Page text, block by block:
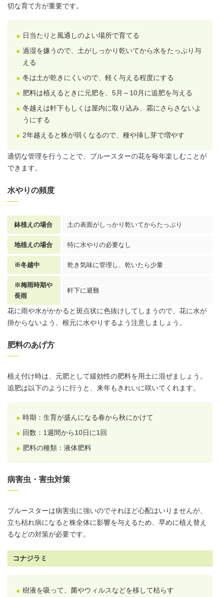
切な育て方が重要です。
日当たりと風通しのよい場所で育てる
過湿を嫌うので、土がしっかり乾いてから水をたっぷり与
える
冬は土が乾きにくいので、軽く与える程度にする
肥料は植えるときに元肥を、5月～10月に追肥を与える
冬越えは軒下もしくは屋内に取り込み、霜にさらさないよ
うにする
2年越えると株が弱くなるので、種や挿し芽で増やす
適切な管理を行うことで、ブルースターの花を毎年楽しむことが
できます。
水やりの頻度
鉢植えの場合 土の表面がしっかり乾いてからたっぷり
地植えの場合 特に水やりの必要なし
※冬越中 乾き気味に管理し、乾いたら少量
※梅雨時期や
長雨
軒下に避難
花に雨や水がかかると斑点状に色抜けしてしまうので、花に水が
掛からないよう、根元に水やりするよう注意しましょう。
肥料のあげ方
植え付け時は、元肥として緩効性の肥料を用土に混ぜましょう。
追肥は以下のように行うと、来年もきれいに咲いてくれます。
時期：生育が盛んになる春から秋にかけて
回数：1週間から10日に1回
肥料の種類：液体肥料
病害虫・害虫対策
ブルースターは病害虫に強いのでそれほど心配はいりませんが、
立ち枯れ病になると株全体に影響を与えるため、早めに植え替え
るなどの対策が必要です。
コナジラミ
樹液を吸って、菌やウィルスなどを移して枯らす